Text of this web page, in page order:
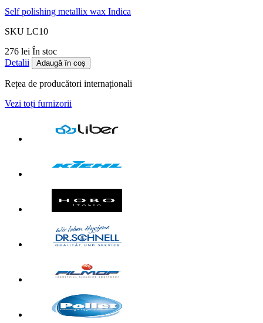
Self polishing metallix wax Indica
SKU LC10
276 lei În stoc
Detalii
Adaugă în coș
Rețea de producători internaționali
Vezi toți furnizorii